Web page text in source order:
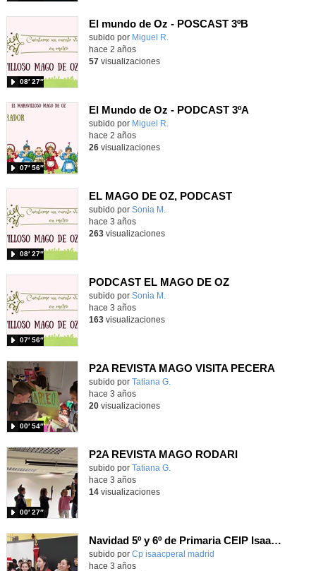
El mundo de Oz - POSCAST 3ºB
Contenido educativo.
subido por Miguel R.
08′ 27″
hace 2 años
57visualizaciones
El Mundo de Oz - PODCAST 3ºA
Contenido educativo.
subido por Miguel R.
07′ 56″
hace 2 años
26visualizaciones
EL MAGO DE OZ, PODCAST
Contenido educativo.
subido por Sonia M.
08′ 27″
hace 3 años
263visualizaciones
PODCAST EL MAGO DE OZ
Contenido educativo.
subido por Sonia M.
07′ 56″
hace 3 años
163visualizaciones
P2A REVISTA MAGO VISITA PECERA
subido por Tatiana G.
00′ 54″
hace 3 años
20visualizaciones
P2A REVISTA MAGO RODARI
subido por Tatiana G.
00′ 27″
hace 3 años
14visualizaciones
Navidad 5º y 6º de Primaria CEIP Isaac Peral. Curso 22-23
Contenido educativo.
subido por Cp isaacperal madrid
hace 3 años